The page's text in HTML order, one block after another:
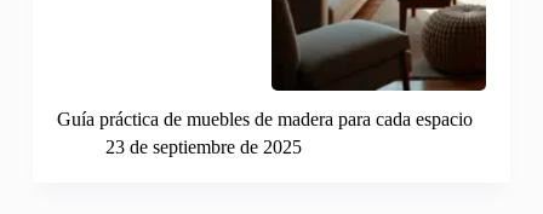
Guía práctica de muebles de madera para cada espacio
23 de septiembre de 2025